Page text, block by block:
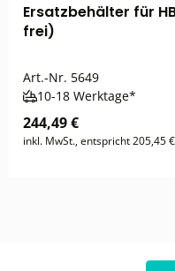
Ersatzbehälter für
frei)
Art.-Nr. 5649
10-18 Werktage*
244,49 €
inkl. MwSt., entspricht 205,45